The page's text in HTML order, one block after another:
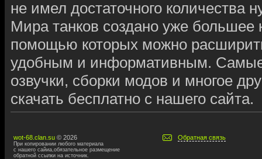
не имел достаточного
Мира танков создано уже
помощью которых можно
удобным и информативным.
озвучки, сборки модов и многое
скачать бесплатно с нашего сайта.
wot-68.clan.su © 2026
При копировании любого материала
с нашего сайиа,обязательное размещение
обратной ссылки на источник.
Обратная связь